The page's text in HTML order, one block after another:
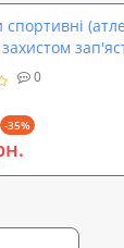
спортивні
захистом
0
-35%